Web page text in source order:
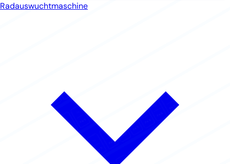
Radauswuchtmaschine